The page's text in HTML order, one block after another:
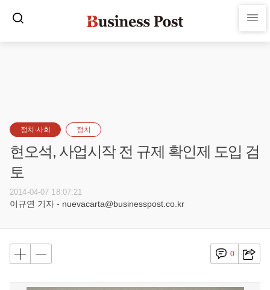
정치·사회 정치
현오석, 사업시작 전 규제 확인제 도입 검
토
2014-04-07 18:07:21
이규연 기자 - nuevacarta@businesspost.co.kr
0